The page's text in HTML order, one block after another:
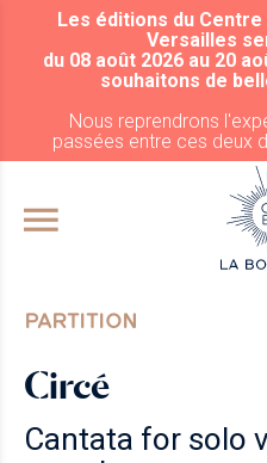
ALLER AU
Les éditions du
Versailles
du 08 août 2026 au 20
souhaitons de
Nous reprendrons
passées entre ces deux
PARTITION
Circé
Cantata for solo